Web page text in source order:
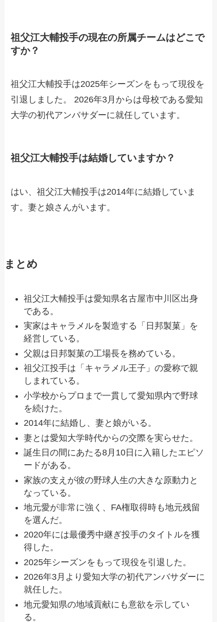
祖父江大輔投手の現在の所属チームはどこで
すか？
祖父江大輔投手は2025年シーズンをもって現役を
引退しました。 2026年3月からは母校である愛知
大学の初代アンバサダーに就任しています。
祖父江大輔投手は結婚していますか？
はい、祖父江大輔投手は2014年に結婚していま
す。妻と娘さんがいます。
まとめ
祖父江大輔投手は愛知県名古屋市中川区出身
である。
実家はキャラメルを製造する「日邦製菓」を
経営している。
父親は日邦製菓の工場長を務めている。
祖父江投手は「キャラメル王子」の愛称で親
しまれている。
小学校からプロまで一貫して愛知県内で野球
を続けた。
2014年に結婚し、妻と娘がいる。
妻とは愛知大学時代からの交際を実らせた。
誕生日の間にあたる8月10日に入籍したエピソ
ードがある。
家族の支えが彼の野球人生の大きな原動力と
なっている。
地元愛が非常に強く、FA権取得時も地元残留
を選んだ。
2020年には最優秀中継ぎ投手のタイトルを獲
得した。
2025年シーズンをもって現役を引退した。
2026年3月より愛知大学の初代アンバサダーに
就任した。
地元愛知県の地域貢献にも意欲を示してい
る。